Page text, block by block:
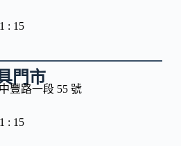
: 15
門市
豐路一段 55 號
: 15